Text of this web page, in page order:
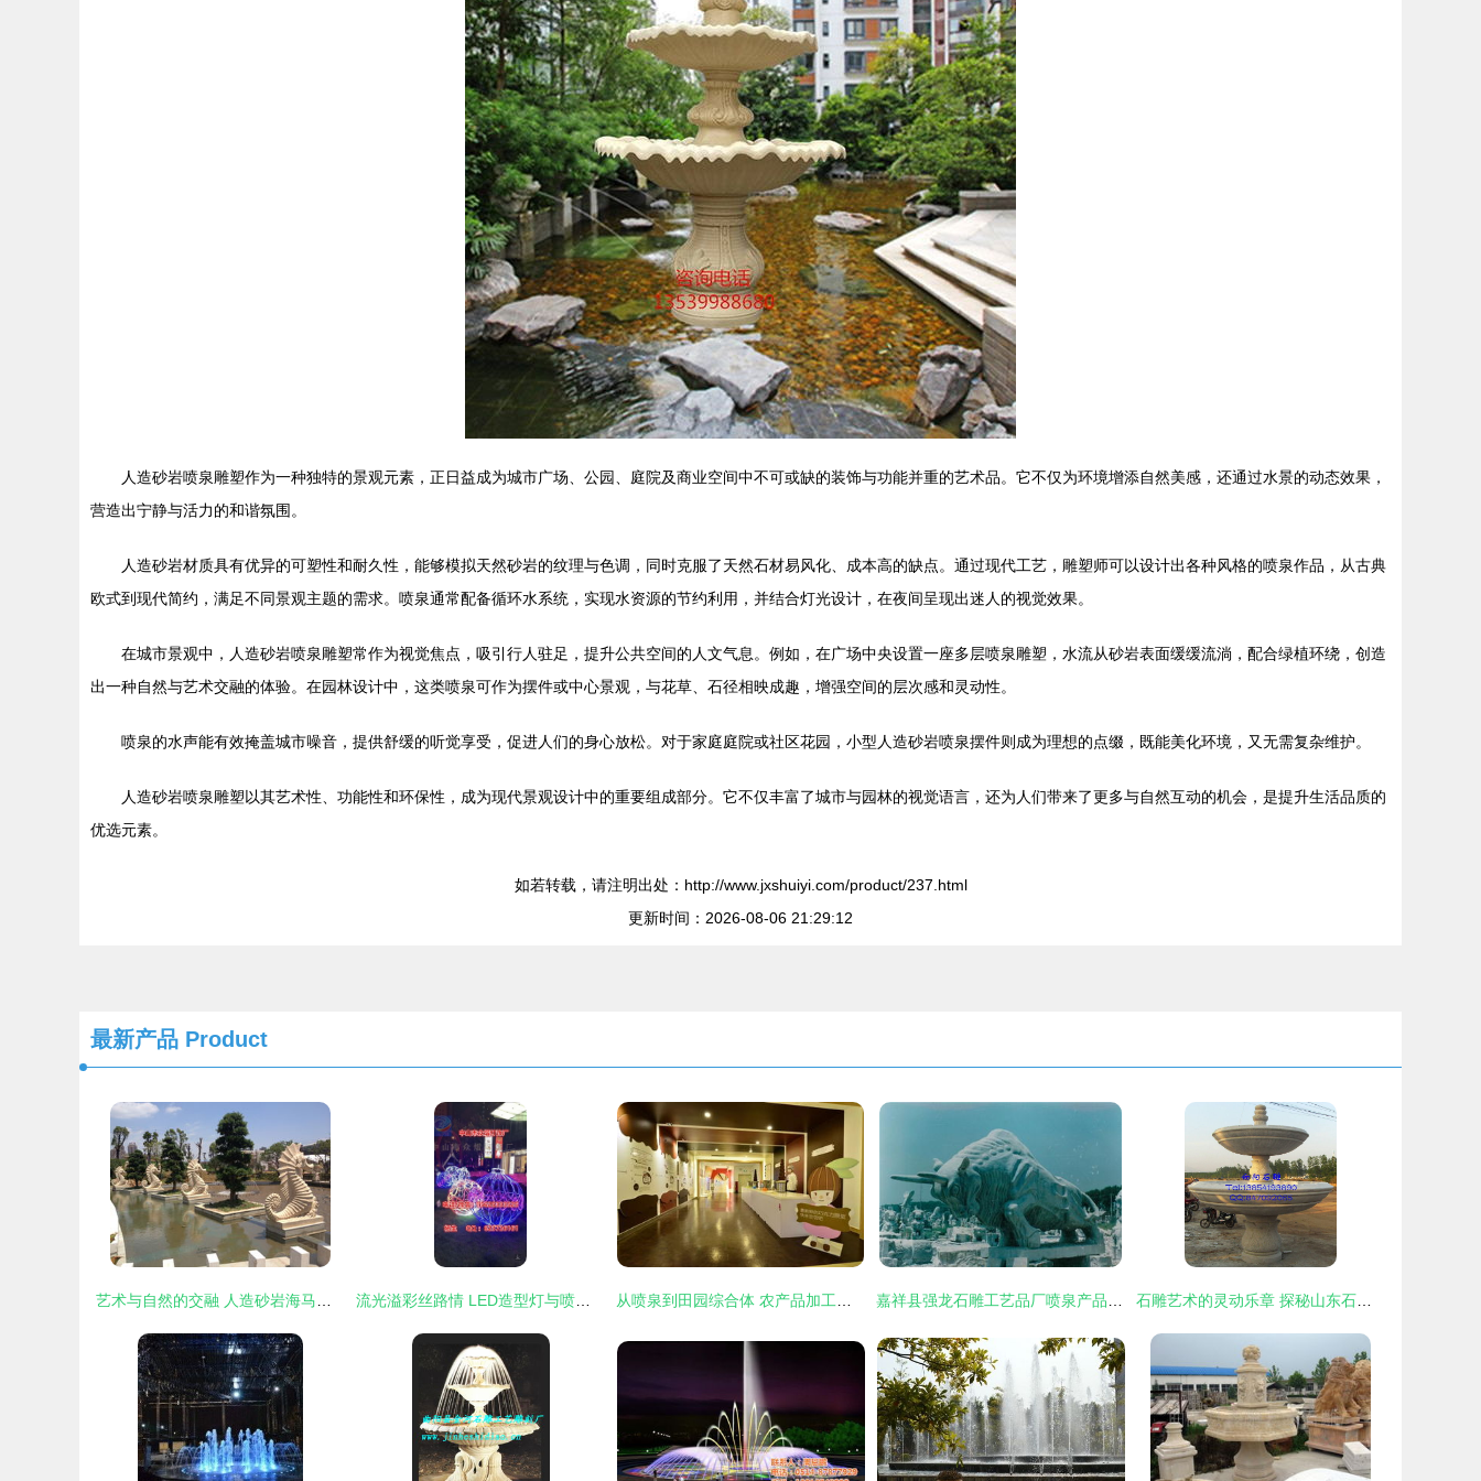
人造砂岩喷泉雕塑作为一种独特的景观元素，正日益成为城市广场、公园、庭院及商业空间中不可或缺的装饰与功能并重的艺术品。它不仅为环境增添自然美感，还通过水景的动态效果，
营造出宁静与活力的和谐氛围。
人造砂岩材质具有优异的可塑性和耐久性，能够模拟天然砂岩的纹理与色调，同时克服了天然石材易风化、成本高的缺点。通过现代工艺，雕塑师可以设计出各种风格的喷泉作品，从古典
欧式到现代简约，满足不同景观主题的需求。喷泉通常配备循环水系统，实现水资源的节约利用，并结合灯光设计，在夜间呈现出迷人的视觉效果。
在城市景观中，人造砂岩喷泉雕塑常作为视觉焦点，吸引行人驻足，提升公共空间的人文气息。例如，在广场中央设置一座多层喷泉雕塑，水流从砂岩表面缓缓流淌，配合绿植环绕，创造
出一种自然与艺术交融的体验。在园林设计中，这类喷泉可作为摆件或中心景观，与花草、石径相映成趣，增强空间的层次感和灵动性。
喷泉的水声能有效掩盖城市噪音，提供舒缓的听觉享受，促进人们的身心放松。对于家庭庭院或社区花园，小型人造砂岩喷泉摆件则成为理想的点缀，既能美化环境，又无需复杂维护。
人造砂岩喷泉雕塑以其艺术性、功能性和环保性，成为现代景观设计中的重要组成部分。它不仅丰富了城市与园林的视觉语言，还为人们带来了更多与自然互动的机会，是提升生活品质的
优选元素。
如若转载，请注明出处：http://www.jxshuiyi.com/product/237.html
更新时间：2026-08-06 21:29:12
最新产品 Product